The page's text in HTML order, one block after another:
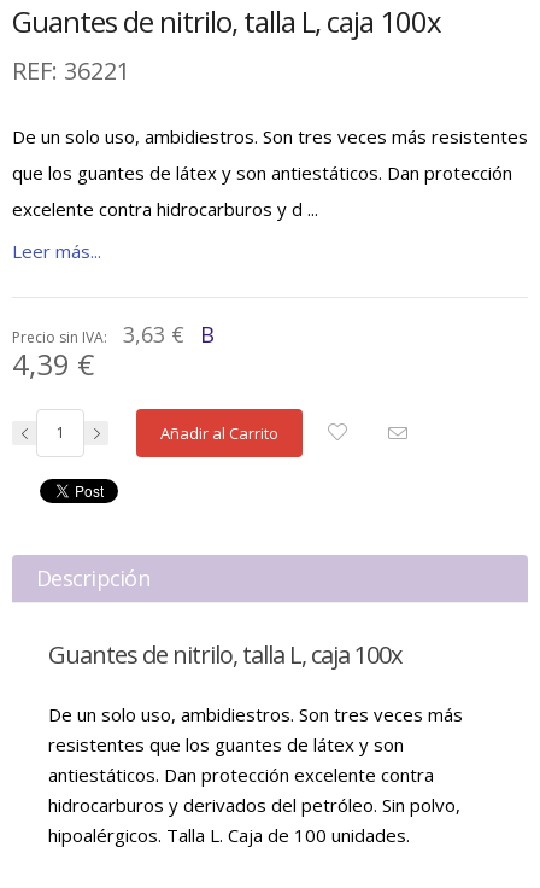
Guantes de nitrilo, talla L, caja 100x
REF: 36221
De un solo uso, ambidiestros. Son tres veces más resistentes
que los guantes de látex y son antiestáticos. Dan protección
excelente contra hidrocarburos y d ...
Leer más...
Precio sin IVA: 3,63 € B
4,39 €
Añadir al Carrito
Descripción
Guantes de nitrilo, talla L, caja 100x
De un solo uso, ambidiestros. Son tres veces más
resistentes que los guantes de látex y son
antiestáticos. Dan protección excelente contra
hidrocarburos y derivados del petróleo. Sin polvo,
hipoalérgicos. Talla L. Caja de 100 unidades.